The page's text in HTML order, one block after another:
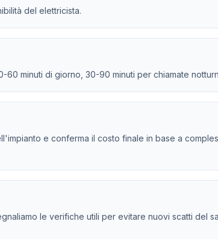
del elettricista.
60 minuti di giorno, 30-90 minuti per chiamate
e conferma il costo finale in base a
le verifiche utili per evitare nuovi scatti del